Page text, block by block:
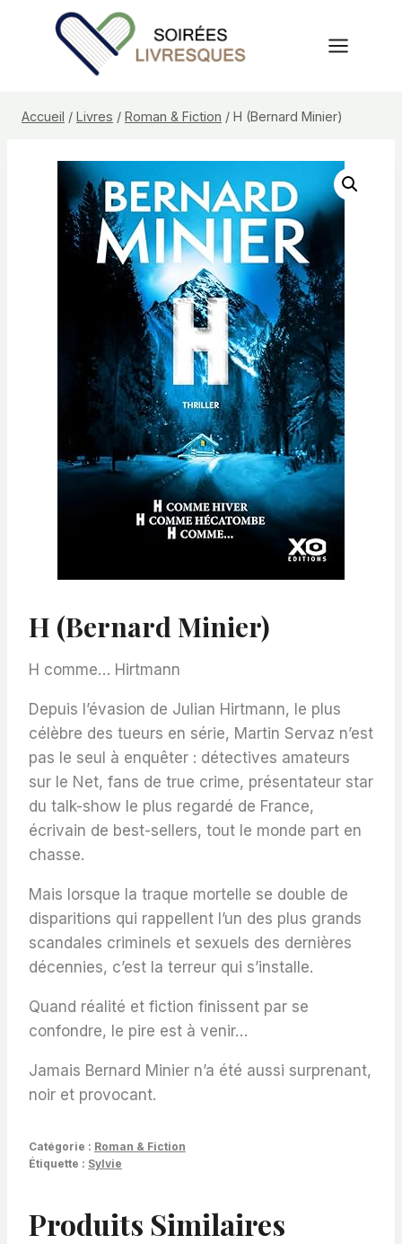
Accueil / Livres / Roman & Fiction / H (Bernard Minier)
H (Bernard Minier)
H comme… Hirtmann
Depuis l’évasion de Julian Hirtmann, le plus
célèbre des tueurs en série, Martin Servaz n’est
pas le seul à enquêter : détectives amateurs
sur le Net, fans de true crime, présentateur star
du talk-show le plus regardé de France,
écrivain de best-sellers, tout le monde part en
chasse.
Mais lorsque la traque mortelle se double de
disparitions qui rappellent l’un des plus grands
scandales criminels et sexuels des dernières
décennies, c’est la terreur qui s’installe.
Quand réalité et fiction finissent par se
confondre, le pire est à venir…
Jamais Bernard Minier n’a été aussi surprenant,
noir et provocant.
Catégorie : Roman & Fiction
Étiquette : Sylvie
Produits Similaires